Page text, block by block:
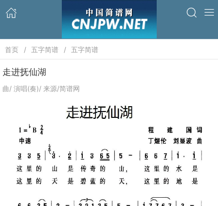
首页 五字简谱 五字简谱
走进抚仙湖
曲/ 演唱(奏)/ 来源/简谱网